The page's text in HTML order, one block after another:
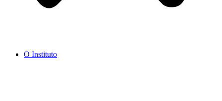
O Instituto